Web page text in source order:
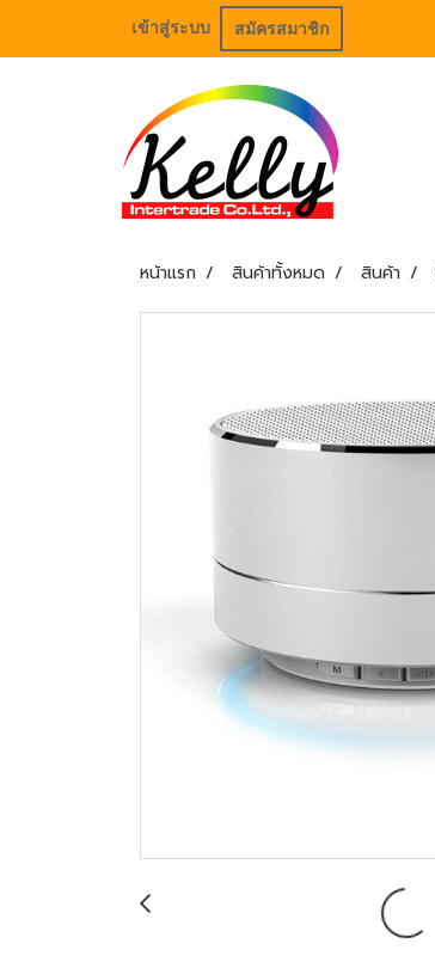
เข้าสู่ระบบ สมัครสมาชิก
หน้าแรก สินค้าทั้งหมด สินค้า